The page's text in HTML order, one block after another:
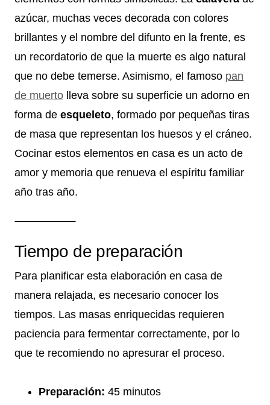
azúcar, muchas veces decorada con colores
brillantes y el nombre del difunto en la frente, es
un recordatorio de que la muerte es algo natural
que no debe temerse. Asimismo, el famoso pan
de muerto lleva sobre su superficie un adorno en
forma de esqueleto, formado por pequeñas tiras
de masa que representan los huesos y el cráneo.
Cocinar estos elementos en casa es un acto de
amor y memoria que renueva el espíritu familiar
año tras año.
Tiempo de preparación
Para planificar esta elaboración en casa de
manera relajada, es necesario conocer los
tiempos. Las masas enriquecidas requieren
paciencia para fermentar correctamente, por lo
que te recomiendo no apresurar el proceso.
Preparación: 45 minutos